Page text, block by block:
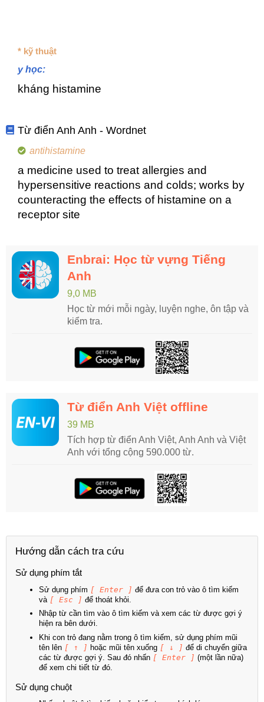
* kỹ thuật
y học:
kháng histamine
Từ điển Anh Anh - Wordnet
antihistamine
a medicine used to treat allergies and
hypersensitive reactions and colds; works by
counteracting the effects of histamine on a
receptor site
Enbrai: Học từ vựng Tiếng
Anh
9,0 MB
Học từ mới mỗi ngày, luyện nghe, ôn tập và
kiểm tra.
Từ điển Anh Việt offline
39 MB
Tích hợp từ điển Anh Việt, Anh Anh và Việt
Anh với tổng cộng 590.000 từ.
Hướng dẫn cách tra cứu
Sử dụng phím tắt
Sử dụng phím [ Enter ] để đưa con trỏ vào ô tìm kiếm
và [ Esc ] để thoát khỏi.
Nhập từ cần tìm vào ô tìm kiếm và xem các từ được gợi ý
hiện ra bên dưới.
Khi con trỏ đang nằm trong ô tìm kiếm, sử dụng phím mũi
tên lên [ ↑ ] hoặc mũi tên xuống [ ↓ ] để di chuyển giữa
các từ được gợi ý. Sau đó nhấn [ Enter ] (một lần nữa)
để xem chi tiết từ đó.
Sử dụng chuột